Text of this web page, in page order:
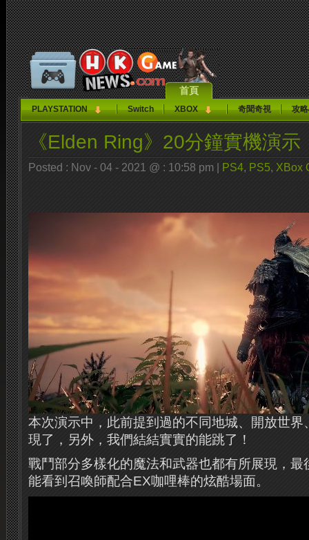
首頁
PLAYSTATION Switch XBOX 奇聞奇視 攻
《Elden Ring》20分鐘實機演示
Posted : Nov - 04 - 2021 @ : 10:58 pm | PS4, PS5, XBox
本次演示中，此前提到過的不同地城、開放世界
現了，另外，我們結結實實的能跳了！
戰鬥部分多樣化的魔法和武器也都有所展現，
能看到召喚師配合EX咖哩棒的炫酷場面。